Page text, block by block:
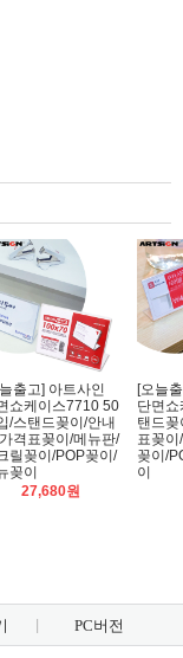
출고] 아트사인
쇼케이스7710 50
/스탠드꽂이/안내
격표꽂이/메뉴판/
릴꽂이/POP꽂이/
꽂이
27,680원
[오늘
단면
탠드
표꽂
꽂이/
이
PC버전